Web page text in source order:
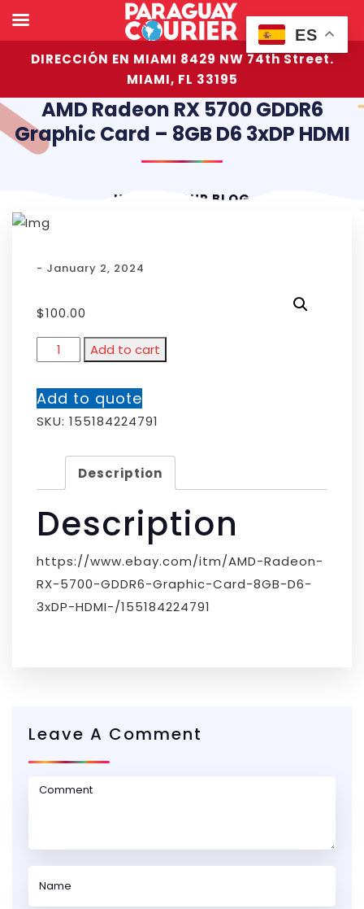
DIRECCIÓN EN MIAMI 8429 NW 74th Street.
MIAMI, FL 33195
AMD Radeon RX 5700 GDDR6
Graphic Card – 8GB D6 3xDP HDMI
HOME OUR BLOG
- January 2, 2024
$100.00
Add to cart
Add to quote
SKU: 155184224791
Description
Description
https://www.ebay.com/itm/AMD-Radeon-
RX-5700-GDDR6-Graphic-Card-8GB-D6-
3xDP-HDMI-/155184224791
Leave A Comment
ES